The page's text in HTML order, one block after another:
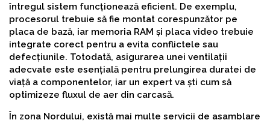
întregul sistem funcționează eficient. De exemplu,
procesorul trebuie să fie montat corespunzător pe
placa de bază, iar memoria RAM și placa video trebuie
integrate corect pentru a evita conflictele sau
defecțiunile. Totodată, asigurarea unei ventilații
adecvate este esențială pentru prelungirea duratei de
viață a componentelor, iar un expert va ști cum să
optimizeze fluxul de aer din carcasă.
În zona Nordului, există mai multe servicii de asamblare